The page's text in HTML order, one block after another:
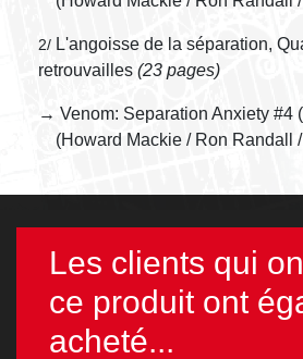
2/ L'angoisse de la séparation,
retrouvailles (23 pages)
→ Venom: Separation Anxiety #4
(Howard Mackie / Ron Randall
Les clients qui
ce produit ont
acheté...